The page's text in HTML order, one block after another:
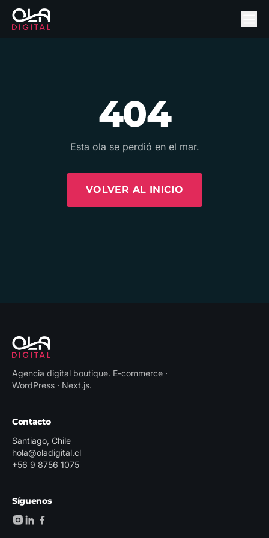
404
Esta ola se perdió en el mar.
VOLVER AL INICIO
Agencia digital boutique. E-commerce ·
WordPress · Next.js.
Contacto
Santiago, Chile
hola@oladigital.cl
+56 9 8756 1075
Síguenos